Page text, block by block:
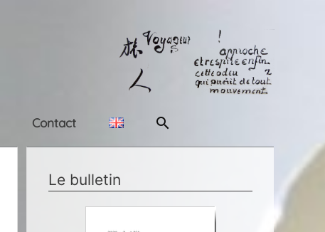
Contact Rechercher
Le bulletin